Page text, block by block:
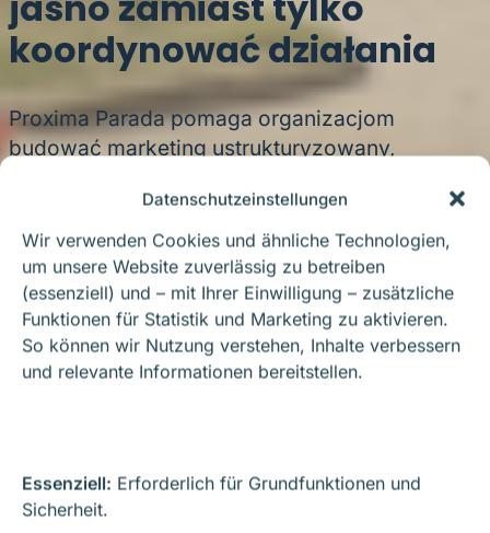
Datenschutzeinstellungen
Wir verwenden Cookies und ähnliche Technologien,
um unsere Website zuverlässig zu betreiben
(essenziell) und – mit Ihrer Einwilligung – zusätzliche
Funktionen für Statistik und Marketing zu aktivieren.
So können wir Nutzung verstehen, Inhalte verbessern
und relevante Informationen bereitstellen.
Essenziell: Erforderlich für Grundfunktionen und
Sicherheit.
koordynować działania
Proxima Parada pomaga organizacjom
budować marketing ustrukturyzowany,
systemem i SOVERMOS jako metodycznym
frameworkiem.
Umów Sesję Diagnostyczną
Poznaj SOVERMOS